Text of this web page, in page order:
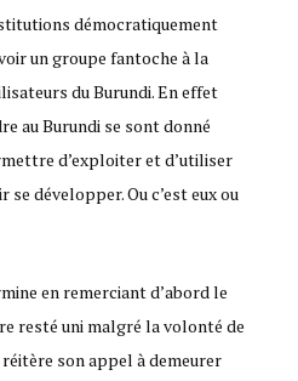
démocratiquement
un groupe fantoche à la
du Burundi. En effet
au Burundi se sont donné
d’exploiter et d’utiliser
développer. Ou c’est eux ou
en remerciant d’abord le
resté uni malgré la volonté de
son appel à demeurer